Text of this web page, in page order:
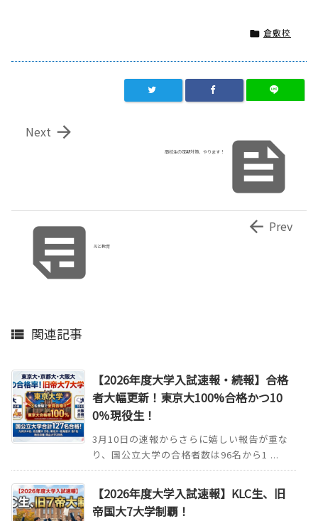
 倉敷校

高校生の定期対策、やります！

Next
AIと教育
 Prev
 関連記事
【2026年度大学入試速報・続報】合格
者大幅更新！東京大100%合格かつ10
0％現役生！
3月10日の速報からさらに嬉しい報告が重な
り、国公立大学の合格者数は96名から1 ...
【2026年度大学入試速報】KLC生、旧
帝国大7大学制覇！